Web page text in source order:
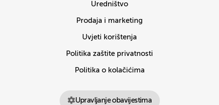
Uredništvo
Prodaja i marketing
Uvjeti korištenja
Politika zaštite privatnosti
Politika o kolačićima
Upravljanje obavijestima